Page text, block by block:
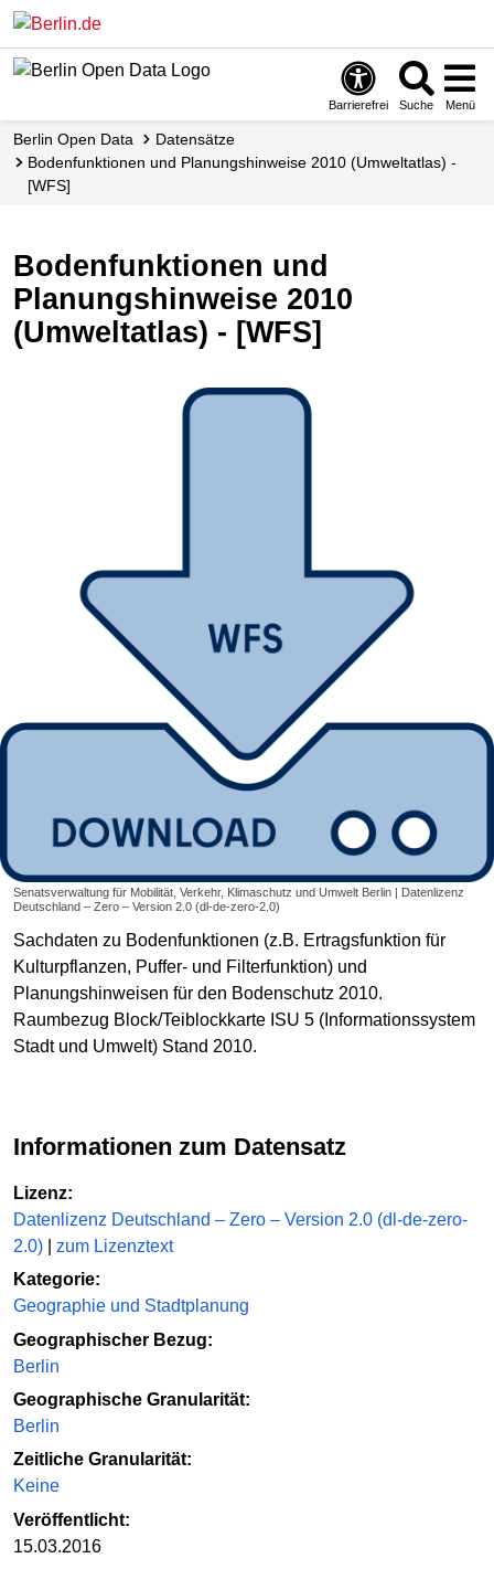
Skip
main
Barrierefrei Suche Menü
Berlin Open Data
Datensätze
Bodenfunktionen und Planungshinweise 2010 (Umweltatlas) -
[WFS]
Bodenfunktionen und
Planungshinweise 2010
(Umweltatlas) - [WFS]
Senatsverwaltung für Mobilität, Verkehr, Klimaschutz und Umwelt Berlin | Datenlizenz
Deutschland – Zero – Version 2.0 (dl-de-zero-2.0)
Sachdaten zu Bodenfunktionen (z.B. Ertragsfunktion für
Kulturpflanzen, Puffer- und Filterfunktion) und
Planungshinweisen für den Bodenschutz 2010.
Raumbezug Block/Teiblockkarte ISU 5 (Informationssystem
Stadt und Umwelt) Stand 2010.
Informationen zum Datensatz
Lizenz:
Datenlizenz Deutschland – Zero – Version 2.0 (dl-de-zero-
2.0)
zum Lizenztext
Kategorie:
Geographie und Stadtplanung
Geographischer Bezug:
Berlin
Geographische Granularität:
Berlin
Zeitliche Granularität:
Keine
Veröffentlicht:
15.03.2016